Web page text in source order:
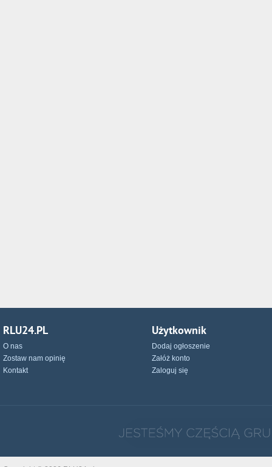
RLU24.PL
O nas
Zostaw nam opinię
Kontakt
Użytkownik
Dodaj ogłoszenie
Załóż konto
Zaloguj się